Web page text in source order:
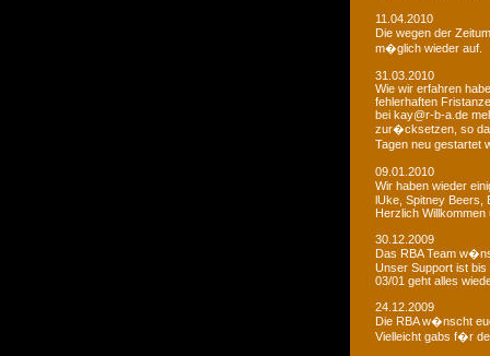
11.04.2010
Die wegen der
m�glich wieder auf.
31.03.2010
Wie wir erfahren
fehlerhaften
bei kay@r-b-a.de
zur�cksetzen, so
Tagen neu gestartet
09.01.2010
Wir haben wieder
lUke, Spitney Beers,
Herzlich Willkommen
30.12.2009
Das RBA Team
Unser Support ist bis
03/01 geht alles
24.12.2009
Die RBA w�nscht
Vielleicht gabs f�r